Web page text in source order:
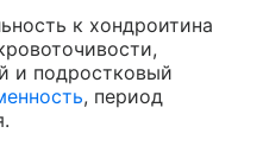
к хондроитина
и подростковый
, период